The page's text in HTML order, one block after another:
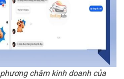
châm kinh doanh của